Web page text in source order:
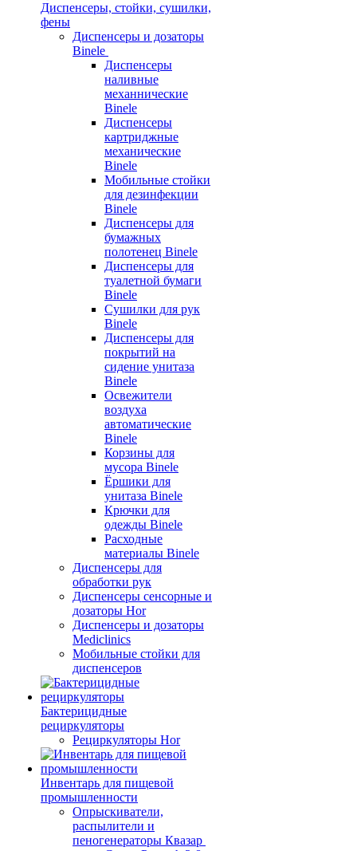
Диспенсеры, стойки, сушилки,
фены
Диспенсеры и дозаторы
Binele
Диспенсеры
наливные
механнические
Binele
Диспенсеры
картриджные
механические
Binele
Мобильные стойки
для дезинфекции
Binele
Диспенсеры для
бумажных
полотенец Binele
Диспенсеры для
туалетной бумаги
Binele
Сушилки для рук
Binele
Диспенсеры для
покрытий на
сидение унитаза
Binele
Освежители
воздуха
автоматические
Binele
Корзины для
мусора Binele
Ёршики для
унитаза Binele
Крючки для
одежды Binele
Расходные
материалы Binele
Диспенсеры для
обработки рук
Диспенсеры сенсорные и
дозаторы Hor
Диспенсеры и дозаторы
Mediclinics
Мобильные стойки для
диспенсеров
Бактерицидные
рециркуляторы
Рециркуляторы Hor
Инвентарь для пищевой
промышленности
Опрыскиватели,
распылители и
пеногенераторы Квазар